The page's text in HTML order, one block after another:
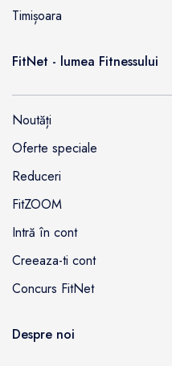
Timișoara
FitNet - lumea Fitnessului
Noutăți
Oferte speciale
Reduceri
FitZOOM
Intră în cont
Creeaza-ti cont
Concurs FitNet
Despre noi